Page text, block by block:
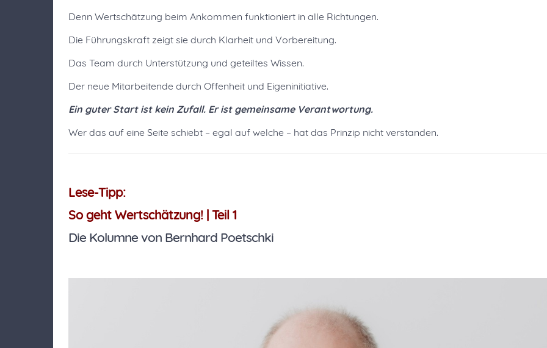
Denn Wertschätzung beim Ankommen funktioniert in alle Richtungen.
Die Führungskraft zeigt sie durch Klarheit und Vorbereitung.
Das Team durch Unterstützung und geteiltes Wissen.
Der neue Mitarbeitende durch Offenheit und Eigeninitiative.
Ein guter Start ist kein Zufall. Er ist gemeinsame Verantwortung.
Wer das auf eine Seite schiebt – egal auf welche – hat das Prinzip nicht verstanden.
Lese-Tipp:
So geht Wertschätzung! | Teil 1
Die Kolumne von Bernhard Poetschki